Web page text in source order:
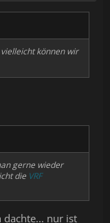
können wir
gerne wieder
die VRF
dachte... nur ist